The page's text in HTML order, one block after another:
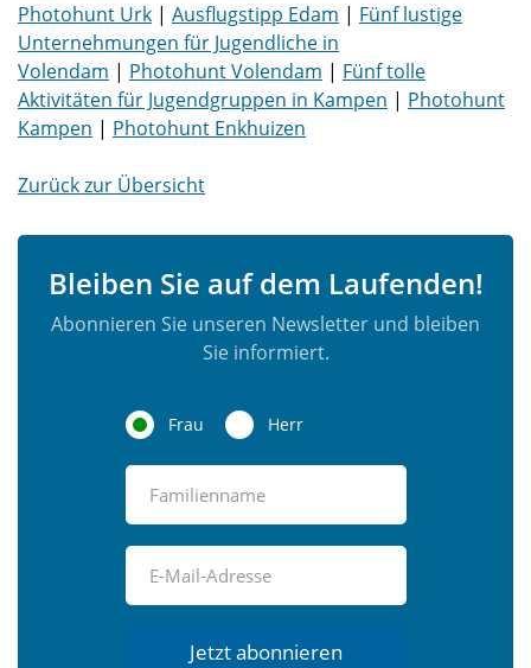
Photohunt Urk | Ausflugstipp Edam | Fünf lustige
Unternehmungen für Jugendliche in
Volendam | Photohunt Volendam | Fünf tolle
Aktivitäten für Jugendgruppen in Kampen | Photohunt
Kampen | Photohunt Enkhuizen
Zurück zur Übersicht
Bleiben Sie auf dem Laufenden!
Abonnieren Sie unseren Newsletter und bleiben
Sie informiert.
Frau Herr
Jetzt abonnieren